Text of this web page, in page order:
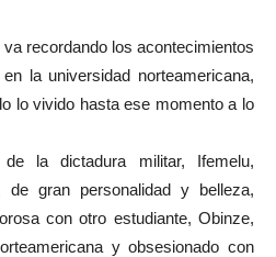
recordando los acontecimientos
la universidad norteamericana,
lo vivido hasta ese momento a lo
la dictadura militar, Ifemelu,
de gran personalidad y belleza,
con otro estudiante, Obinze,
y obsesionado con